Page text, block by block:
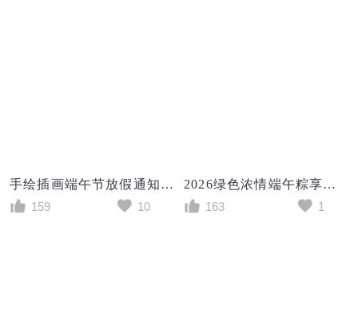
手绘插画端午节放假通知创意海报
159
10
2026绿色浓情端午粽享时光端午节放假通知海报展板
163
1